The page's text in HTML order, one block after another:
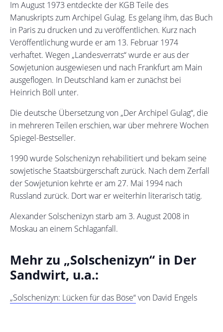
Im August 1973 entdeckte der KGB Teile des
Manuskripts zum Archipel Gulag. Es gelang ihm, das Buch
in Paris zu drucken und zu veröffentlichen. Kurz nach
Veröffentlichung wurde er am 13. Februar 1974
verhaftet. Wegen „Landesverrats“ wurde er aus der
Sowjetunion ausgewiesen und nach Frankfurt am Main
ausgeflogen. In Deutschland kam er zunächst bei
Heinrich Böll unter.
Die deutsche Übersetzung von „Der Archipel Gulag“, die
in mehreren Teilen erschien, war über mehrere Wochen
Spiegel-Bestseller.
1990 wurde Solschenizyn rehabilitiert und bekam seine
sowjetische Staatsbürgerschaft zurück. Nach dem Zerfall
der Sowjetunion kehrte er am 27. Mai 1994 nach
Russland zurück. Dort war er weiterhin literarisch tätig.
Alexander Solschenizyn starb am 3. August 2008 in
Moskau an einem Schlaganfall.
Mehr zu „Solschenizyn“ in Der
Sandwirt, u.a.:
„Solschenizyn: Lücken für das Böse“von David Engels